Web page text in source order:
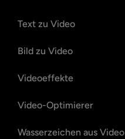
Text zu Video
Bild zu Video
Videoeffekte
Video-Optimierer
Wasserzeichen aus Video